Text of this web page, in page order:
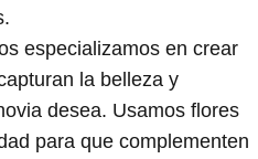
especializamos en crear
la belleza y
desea. Usamos flores
para que complementen